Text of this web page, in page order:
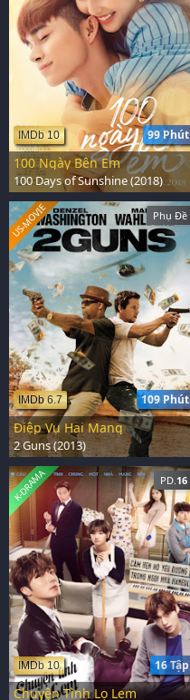
99 Phút
IMDb 10
100 Ngày Bên Em
100 Days of Sunshine (2018)
Phụ Đề
109 Phút
IMDb 6.7
US-MOVIE
Điệp Vụ Hai Mang
2 Guns (2013)
PD.16
16 Tập
IMDb 10
K-DRAMA
Chuyện Tình Lọ Lem